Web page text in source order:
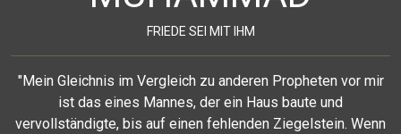
FRIEDE SEI MIT IHM
"Mein Gleichnis im Vergleich zu anderen Propheten vor mir
ist das eines Mannes, der ein Haus baute und
vervollständigte, bis auf einen fehlenden Ziegelstein. Wenn